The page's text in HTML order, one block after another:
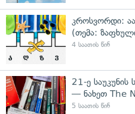
კროსვორდი:
(თემა:
4 საათის წინ
21-ე
— ნახეთ The
5 საათის წინ